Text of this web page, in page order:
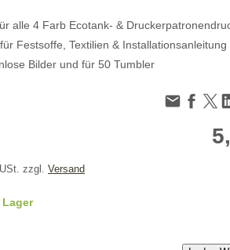
alle 4 Farb Ecotank- &
Festsoffe, Textilien & Installationsanleitung
Bilder und für 50 Tumbler
zzgl. Versand